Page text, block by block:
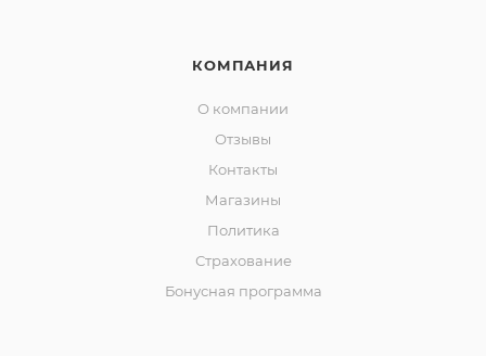
КОМПАНИЯ
О компании
Отзывы
Контакты
Магазины
Политика
Страхование
Бонусная программа